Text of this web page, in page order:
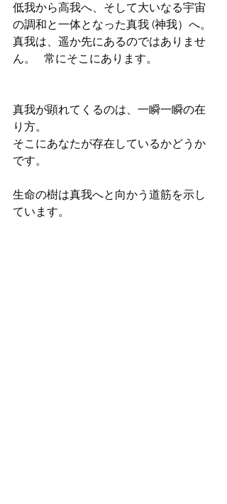
低我から高我へ、そして大いなる宇宙
の調和と一体となった真我 (神我）へ。
真我は、遥か先にあるのではありませ
ん。   常にそこにあります。
真我が顕れてくるのは、一瞬一瞬の在
り方。
そこにあなたが存在しているかどうか
です。
生命の樹は真我へと向かう道筋を示し
ています。